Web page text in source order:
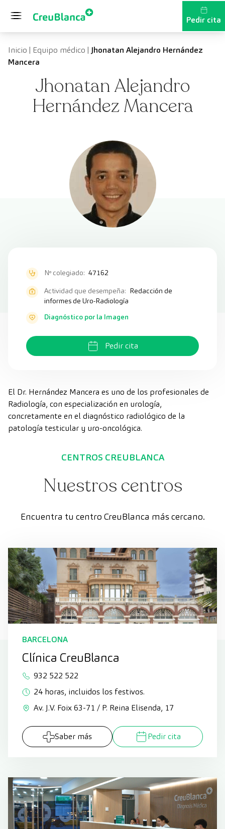
Pedir cita
Inicio | Equipo médico | Jhonatan Alejandro Hernández
Mancera
Jhonatan Alejandro
Hernández Mancera
Nº colegiado: 47162
Actividad que desempeña: Redacción de
informes de Uro-Radiología
Diagnóstico por la Imagen
Pedir cita
El Dr. Hernández Mancera es uno de los profesionales de
Radiología, con especialización en urología,
concretamente en el diagnóstico radiológico de la
patología testicular y uro-oncológica.
CENTROS CREUBLANCA
Nuestros centros
Encuentra tu centro CreuBlanca más cercano.
BARCELONA
Clínica CreuBlanca
932 522 522
24 horas, incluidos los festivos.
Av. J.V. Foix 63-71 / P. Reina Elisenda, 17
Saber más Pedir cita